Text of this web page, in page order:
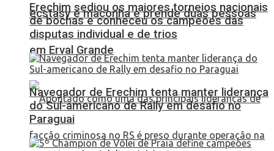
ecstasy e maconha e prende duas pessoas
em Erval Grande
Erechim sediou os maiores torneios nacionais
de bochas e conheceu os campeões das
disputas individual e de trios
Navegador de Erechim tenta manter liderança
do Sul-americano de Rally em desafio no
Paraguai